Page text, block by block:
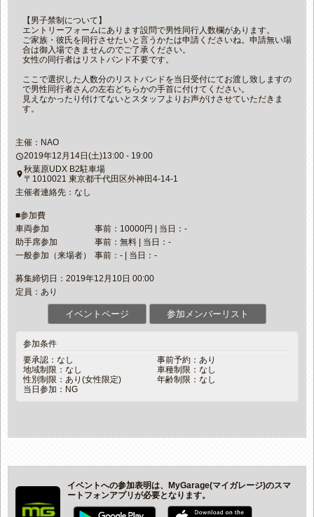
【男子禁制について】
エントリーフォームにあります設問で男性同行人数欄があります。
ご家族・彼氏を同行させたいと言うかたは申請くださいね。申請無い場
合は御入場できませんのでご了承ください。
女性の同行者はリストバンド不要です。
ここで選択した人数分のリストバンドを当日受付にてお渡し致しますの
で男性同行者さんの左右どちらかの手首に付けてください。
見えなかったり付けてないとスタッフよりお声がけさせていただきま
す。
主催：NAO
access_time2019年12月14日(土)13:00 - 19:00
place秋葉原UDX B2駐車場
〒1010021 東京都千代田区外神田4-14-1
主催者連絡先：なし
■参加費
車両参加
事前：10000円 | 当日：-
助手席参加
事前：無料 | 当日：-
一般参加（来場者）
事前：- | 当日：-
募集締切日：2019年12月10日 00:00
定員：あり
イベントページ 参加メンバーリスト
参加条件
要承認：なし
事前予約：あり
地域制限：なし
車種制限：なし
性別制限：あり(女性限定)
年齢制限：なし
当日参加：NG
イベントへの参加表明は、MyGarage(マイガレージ)のスマ
ートフォンアプリが必要となります。